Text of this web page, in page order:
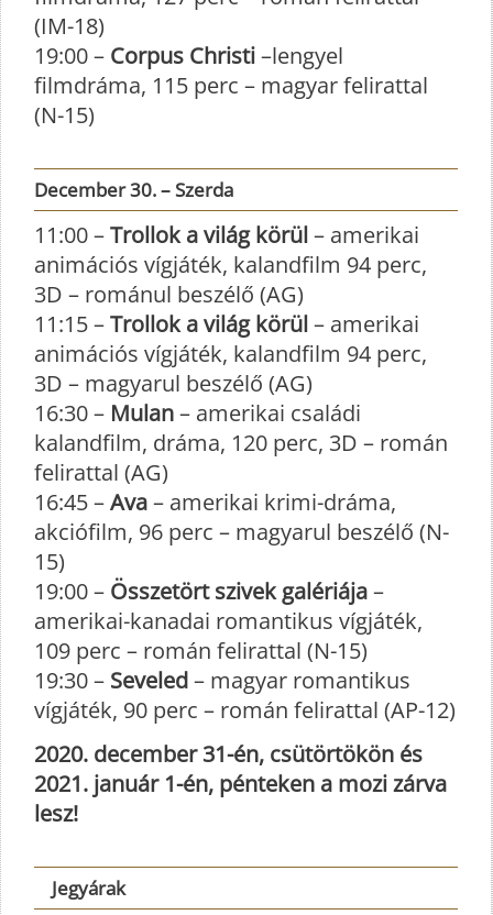
(IM-18)
19:00 – Corpus Christi–lengyel
filmdráma, 115 perc – magyar felirattal
(N-15)
December 30. – Szerda
11:00 –Trollok a világ körül– amerikai
animációs vígjáték, kalandfilm 94 perc,
3D – románul beszélő (AG)
11:15 –Trollok a világ körül– amerikai
animációs vígjáték, kalandfilm 94 perc,
3D – magyarul beszélő (AG)
16:30 – Mulan– amerikai családi
kalandfilm, dráma, 120 perc, 3D – román
felirattal (AG)
16:45 –Ava– amerikai krimi-dráma,
akciófilm, 96 perc – magyarul beszélő (N-
15)
19:00 – Összetört szivek galériája–
amerikai-kanadai romantikus vígjáték,
109 perc – román felirattal (N-15)
19:30 – Seveled– magyar romantikus
vígjáték, 90 perc – román felirattal (AP-12)
2020. december 31-én, csütörtökön és
2021. január 1-én, pénteken a mozi zárva
lesz!
Jegyárak